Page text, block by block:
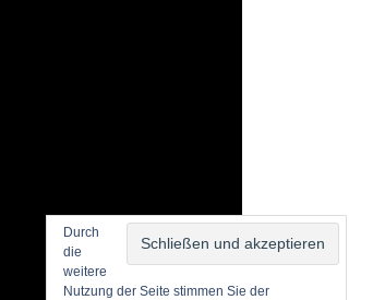
Durch
die
weitere
Nutzung der Seite stimmen Sie der